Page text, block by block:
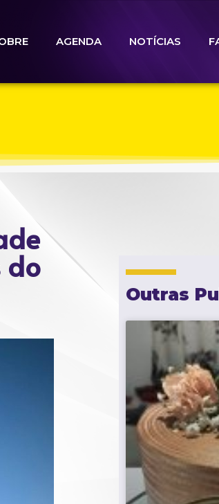
AGENDA NOTÍCIAS
do
Outras